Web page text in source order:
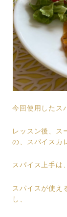
今回使用したス
レッスン後、ス
の、スパイスカ
スパイス上手は
スパイスが使え
し、